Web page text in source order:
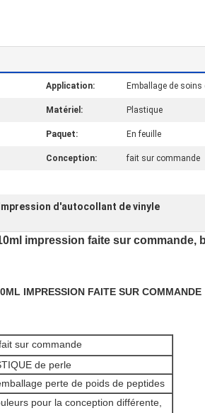
Application: Emballage de soins
Matériel: Plastique
Paquet: En feuille
Conception: fait sur commande
Impression d'autocollant de vinyle
impression faite sur
IMPRESSION FAITE SUR COMMANDE
sur commande
de perle
perte de poids de peptides
pour la conception différente,